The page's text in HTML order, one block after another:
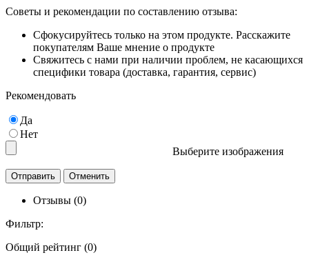
Советы и рекомендации по составлению отзыва:
Сфокусируйтесь только на этом продукте. Расскажите
покупателям Ваше мнение о продукте
Свяжитесь с нами при наличии проблем, не касающихся
специфики товара (доставка, гарантия, сервис)
Рекомендовать
Да
Нет
Выберите изображения
Отзывы (0)
Фильтр:
Общий рейтинг (0)